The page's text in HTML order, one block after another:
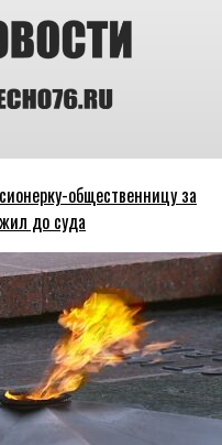
общественницу за
до суда